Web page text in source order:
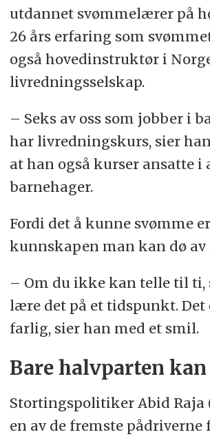
utdannet svømmelærer på
26 års erfaring som
også hovedinstruktør i
livredningsselskap.
– Seks av oss som jobber i
har livredningskurs, sier
at han også kurser ansatte i
barnehager.
Fordi det å kunne svømme
kunnskapen man kan dø av
– Om du ikke kan telle til ti,
lære det på et tidspunkt. Det
farlig, sier han med et smil.
Bare halvparten
Stortingspolitiker Abid
en av de fremste pådriverne